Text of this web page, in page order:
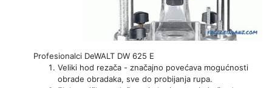
Profesionalci DeWALT DW 625 E
Veliki hod rezača - značajno povećava mogućnosti
obrade obradaka, sve do probijanja rupa.